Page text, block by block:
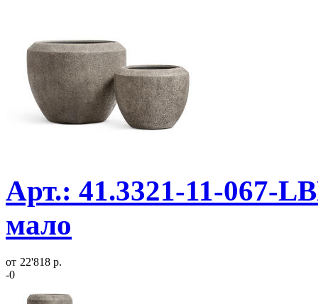
Арт.: 41.3321-11-067-
мало
от 22'818 р.
-0